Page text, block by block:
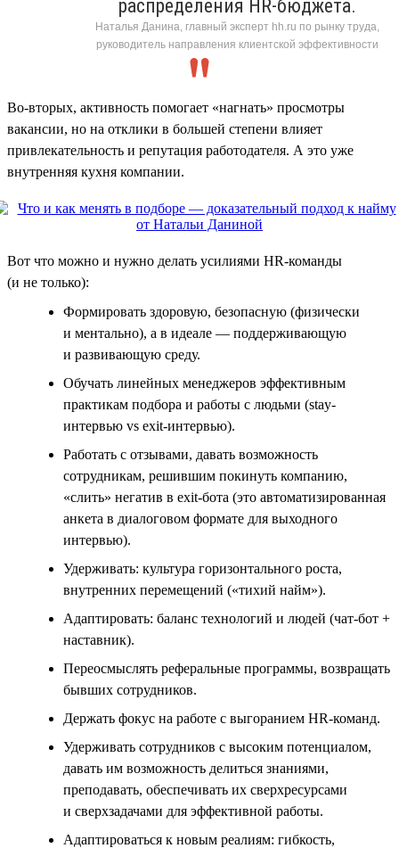
распределения HR-бюджета.
Наталья Данина, главный эксперт hh.ru по рынку труда,
руководитель направления клиентской эффективности
Во-вторых, активность помогает «нагнать» просмотры
вакансии, но на отклики в большей степени влияет
привлекательность и репутация работодателя. А это уже
внутренняя кухня компании.
Вот что можно и нужно делать усилиями HR-команды
(и не только):
Формировать здоровую, безопасную (физически
и ментально), а в идеале — поддерживающую
и развивающую среду.
Обучать линейных менеджеров эффективным
практикам подбора и работы с людьми (stay-
интервью vs exit-интервью).
Работать с отзывами, давать возможность
сотрудникам, решившим покинуть компанию,
«слить» негатив в exit-бота (это автоматизированная
анкета в диалоговом формате для выходного
интервью).
Удерживать: культура горизонтального роста,
внутренних перемещений («тихий найм»).
Адаптировать: баланс технологий и людей (чат-бот +
наставник).
Переосмыслять реферальные программы, возвращать
бывших сотрудников.
Держать фокус на работе с выгоранием HR-команд.
Удерживать сотрудников с высоким потенциалом,
давать им возможность делиться знаниями,
преподавать, обеспечивать их сверхресурсами
и сверхзадачами для эффективной работы.
Адаптироваться к новым реалиям: гибкость,